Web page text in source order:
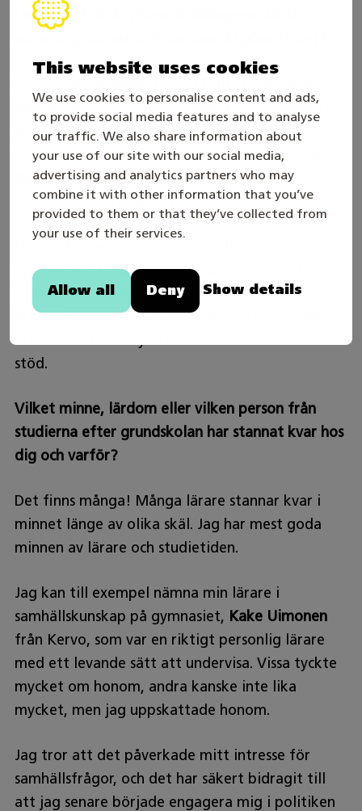
This website uses cookies
We use cookies to personalise content and ads,
to provide social media features and to analyse
our traffic. We also share information about
your use of our site with our social media,
advertising and analytics partners who may
combine it with other information that you’ve
provided to them or that they’ve collected from
your use of their services.
Allow all Deny Show details
Vad tycker du är yrkesutbildningens största
mig är för lite närundervisning just nu. Behovet
av stöd till studerande är en annan fråga.
Dessutom har yrkesutbildningen de senaste åren
genomgått ständiga förändringar, vilket också
har skapat svårigheter i skolornas vardag.
Nu borde man åtminstone stabilisera situationen
så att det inte är ständig förändring, och få
situationen i balans. Sedan hoppas jag att man
gradvis kan förbättra mängden närundervisning
och bättre ta hänsyn till studerandenas behov av
stöd.
Vilket minne, lärdom eller vilken person från
studierna efter grundskolan har stannat kvar hos
dig och varför?
Det finns många! Många lärare stannar kvar i
minnet länge av olika skäl. Jag har mest goda
minnen av lärare och studietiden.
Jag kan till exempel nämna min lärare i
samhällskunskap på gymnasiet, Kake Uimonen
från Kervo, som var en riktigt personlig lärare
med ett levande sätt att undervisa. Vissa tyckte
mycket om honom, andra kanske inte lika
mycket, men jag uppskattade honom.
Jag tror att det påverkade mitt intresse för
samhällsfrågor, och det har säkert bidragit till
att jag senare började engagera mig i politiken